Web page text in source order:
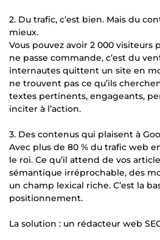
2. Du trafic, c’est bien. Mais du
mieux.
Vous pouvez avoir 2 000 visiteurs
ne passe commande, c’est du
internautes quittent un site en
ne trouvent pas ce qu’ils
textes pertinents, engageants,
inciter à l’action.
3. Des contenus qui plaisent à
Avec plus de 80 % du trafic web
le roi. Ce qu’il attend de vos
sémantique irréprochable, des
un champ lexical riche. C’est la
positionnement.
La solution : un rédacteur web